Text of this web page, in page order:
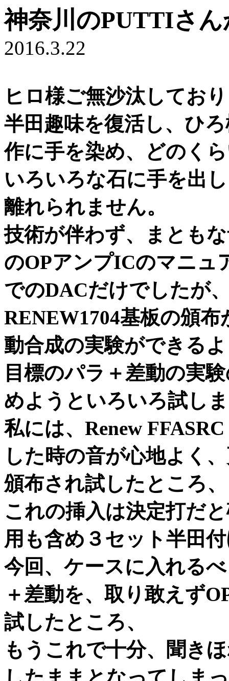
神奈川のPUTTIさ
2016.3.22
ヒロ様ご無沙汰してお
半田趣味を復活し、ひ
作に手を染め、どのく
いろいろな石に手を出
離れられません。
技術が伴わず、まとも
のOPアンプICのマニュ
でのDACだけでしたが
RENEW1704基板の頒
動合成の実験ができる
目標のパラ＋差動の実
めようといろいろ試し
私には、Renew
した時の音が心地よく
頒布され試したところ、
これの挿入は決定打だ
用も含め３セット半田
今回、ケースに入れる
＋差動を、取り敢えず
試したところ、
もうこれで十分、聞き